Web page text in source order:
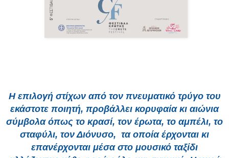
Η επιλογή στίχων από τον πνευματικό τρύγο του
εκάστοτε ποιητή, προβάλλει κορυφαία κι αιώνια
σύμβολα όπως το κρασί, τον έρωτα, το αμπέλι, το
σταφύλι, τον Διόνυσο, τα οποία έρχονται κι
επανέρχονται μέσα στο μουσικό ταξίδι